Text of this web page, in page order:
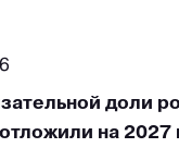
доли
на 2027